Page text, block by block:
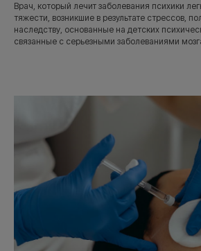
Врач, который лечит заболевания психики
тяжести, возникшие в результате стрессов,
наследству, основанные на детских
связанные с серьезными заболеваниями